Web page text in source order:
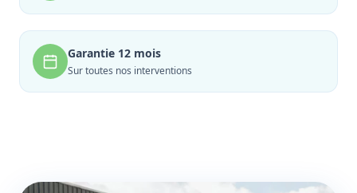
Garantie 12 mois
Sur toutes nos interventions